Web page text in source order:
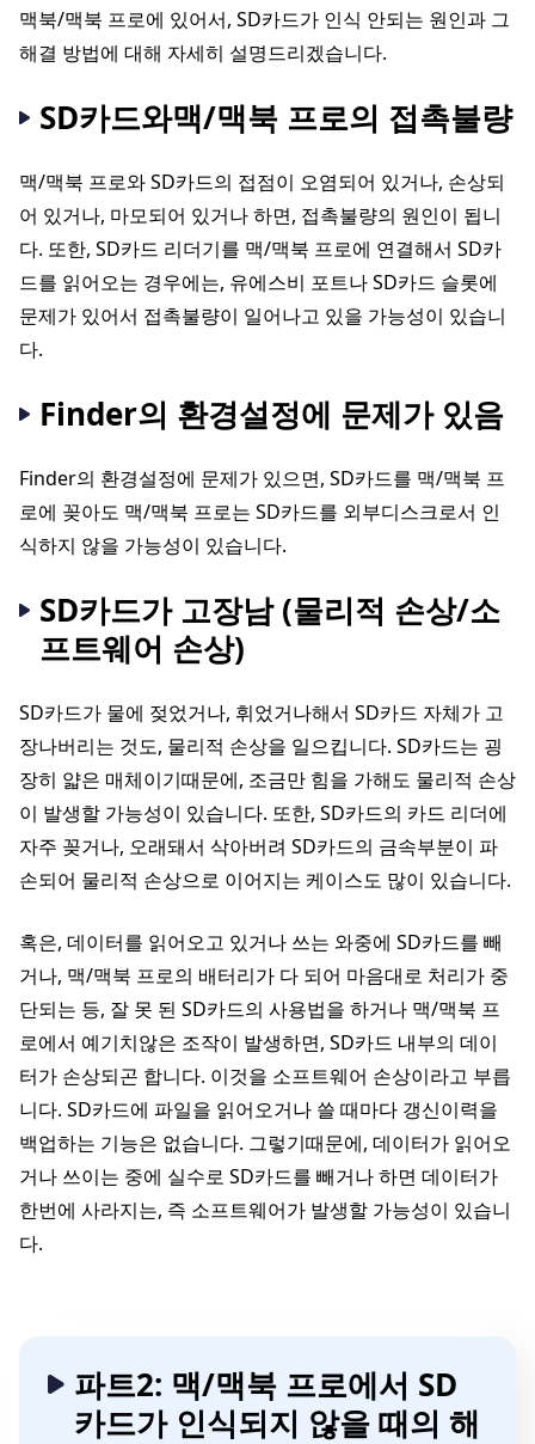
맥북/맥북 프로에 있어서, SD카드가 인식 안되는 원인과 그
해결 방법에 대해 자세히 설명드리겠습니다.
SD카드와맥/맥북 프로의 접촉불량
맥/맥북 프로와 SD카드의 접점이 오염되어 있거나, 손상되
어 있거나, 마모되어 있거나 하면, 접촉불량의 원인이 됩니
다. 또한, SD카드 리더기를 맥/맥북 프로에 연결해서 SD카
드를 읽어오는 경우에는, 유에스비 포트나 SD카드 슬롯에
문제가 있어서 접촉불량이 일어나고 있을 가능성이 있습니
다.
Finder의 환경설정에 문제가 있음
Finder의 환경설정에 문제가 있으면, SD카드를 맥/맥북 프
로에 꽂아도 맥/맥북 프로는 SD카드를 외부디스크로서 인
식하지 않을 가능성이 있습니다.
SD카드가 고장남 (물리적 손상/소
프트웨어 손상)
SD카드가 물에 젖었거나, 휘었거나해서 SD카드 자체가 고
장나버리는 것도, 물리적 손상을 일으킵니다. SD카드는 굉
장히 얇은 매체이기때문에, 조금만 힘을 가해도 물리적 손상
이 발생할 가능성이 있습니다. 또한, SD카드의 카드 리더에
자주 꽂거나, 오래돼서 삭아버려 SD카드의 금속부분이 파
손되어 물리적 손상으로 이어지는 케이스도 많이 있습니다.
혹은, 데이터를 읽어오고 있거나 쓰는 와중에 SD카드를 빼
거나, 맥/맥북 프로의 배터리가 다 되어 마음대로 처리가 중
단되는 등, 잘 못 된 SD카드의 사용법을 하거나 맥/맥북 프
로에서 예기치않은 조작이 발생하면, SD카드 내부의 데이
터가 손상되곤 합니다. 이것을 소프트웨어 손상이라고 부릅
니다. SD카드에 파일을 읽어오거나 쓸 때마다 갱신이력을
백업하는 기능은 없습니다. 그렇기때문에, 데이터가 읽어오
거나 쓰이는 중에 실수로 SD카드를 빼거나 하면 데이터가
한번에 사라지는, 즉 소프트웨어가 발생할 가능성이 있습니
다.
파트2: 맥/맥북 프로에서 SD
카드가 인식되지 않을 때의 해